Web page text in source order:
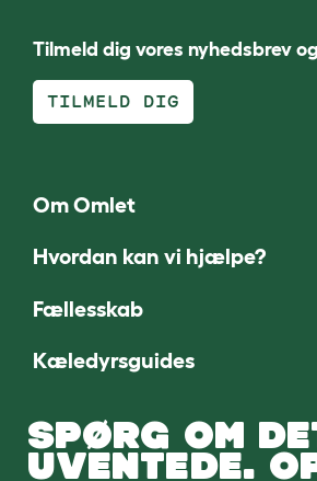
Tilmeld dig vores nyhedsbrev
TILMELD DIG
Om Omlet
Hvordan kan vi hjælpe?
Fællesskab
Kæledyrsguides
SPØRG OM
UVENTEDE.